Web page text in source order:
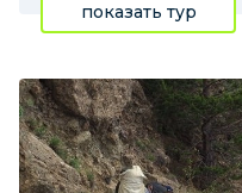
показать тур